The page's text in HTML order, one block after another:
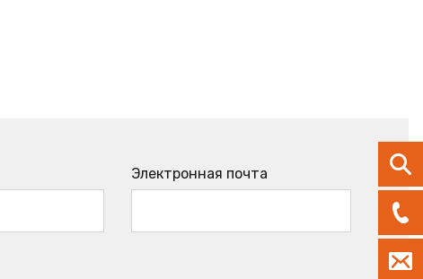
Электронная почта